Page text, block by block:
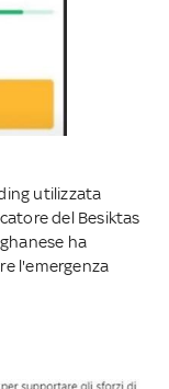
utilizzata
del Besiktas
ha
l'emergenza